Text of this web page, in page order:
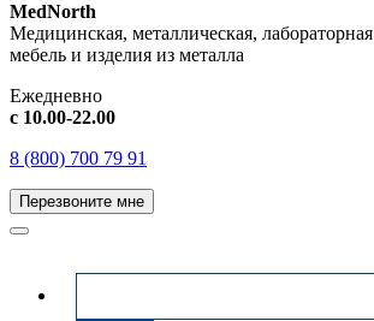
MedNorth
Медицинская, металлическая, лабораторная
мебель и изделия из металла
Ежедневно
с 10.00-22.00
8 (800) 700 79 91
Перезвоните мне